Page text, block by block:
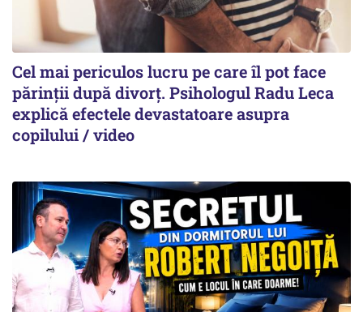
Cel mai periculos lucru pe care îl pot face
părinții după divorț. Psihologul Radu Leca
explică efectele devastatoare asupra
copilului / video